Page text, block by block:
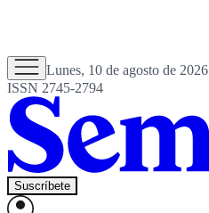
Lunes, 10 de agosto de 2026
ISSN 2745-2794
Suscríbete